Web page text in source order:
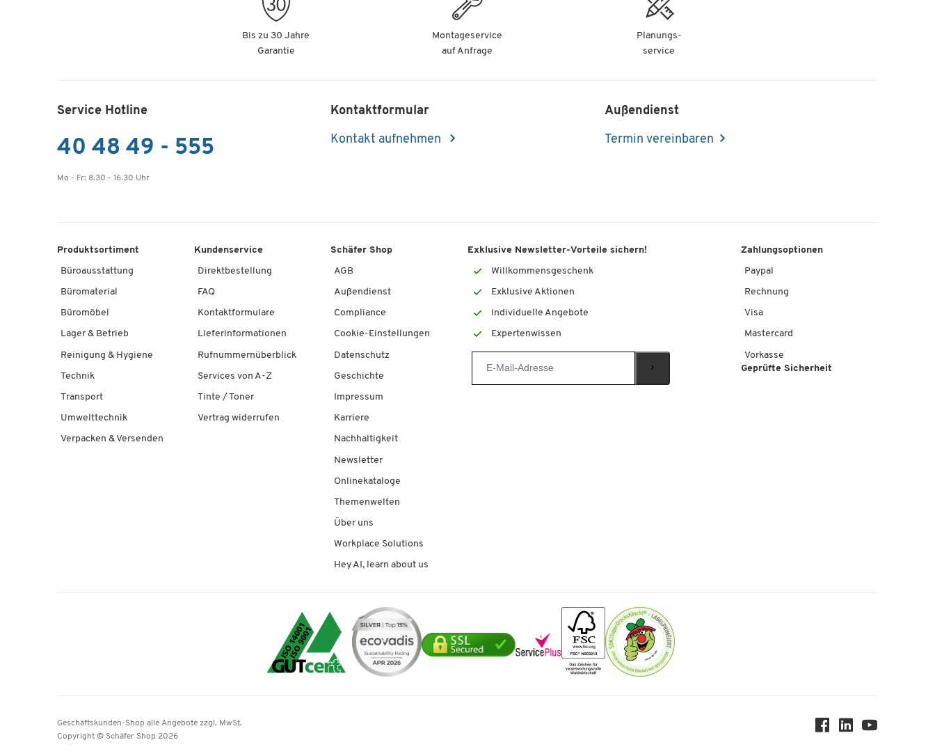
Bis zu 30 Jahre
Garantie
Montageservice
auf Anfrage
Planungs-
service
Service Hotline
40 48 49 - 555
Mo - Fr: 8.30 - 16.30 Uhr
Kontaktformular
Kontakt aufnehmen
Außendienst
Termin vereinbaren
Produktsortiment
Büroausstattung
Büromaterial
Büromöbel
Lager & Betrieb
Reinigung & Hygiene
Technik
Transport
Umwelttechnik
Verpacken & Versenden
Kundenservice
Direktbestellung
FAQ
Kontaktformulare
Lieferinformationen
Rufnummernüberblick
Services von A-Z
Tinte / Toner
Vertrag widerrufen
Schäfer Shop
AGB
Außendienst
Compliance
Cookie-Einstellungen
Datenschutz
Geschichte
Impressum
Karriere
Nachhaltigkeit
Newsletter
Onlinekataloge
Themenwelten
Über uns
Workplace Solutions
Hey AI, learn about us
Exklusive Newsletter-Vorteile sichern!
Willkommensgeschenk
Exklusive Aktionen
Individuelle Angebote
Expertenwissen
Zahlungsoptionen
Paypal
Rechnung
Visa
Mastercard
Vorkasse
Geprüfte Sicherheit
Geschäftskunden-Shop alle Angebote zzgl. MwSt.
Copyright © Schäfer Shop 2026